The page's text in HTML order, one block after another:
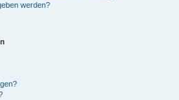
werden?